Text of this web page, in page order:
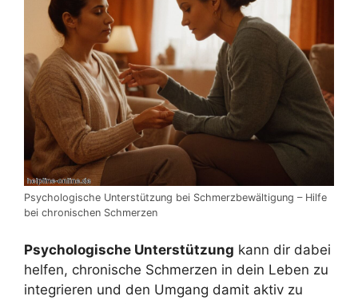
Psychologische Unterstützung bei Schmerzbewältigung – Hilfe
bei chronischen Schmerzen
Psychologische Unterstützung kann dir dabei
helfen, chronische Schmerzen in dein Leben zu
integrieren und den Umgang damit aktiv zu